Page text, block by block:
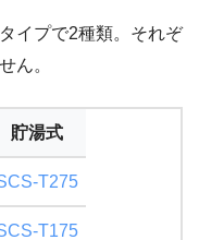
イプで2種類。それぞ
ん。
貯湯式
T275
T175